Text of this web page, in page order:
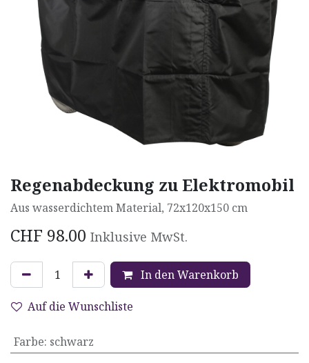
Regenabdeckung zu Elektromobil
Aus wasserdichtem Material, 72x120x150 cm
CHF 98.00 Inklusive MwSt.
In den Warenkorb
Auf die Wunschliste
Farbe: schwarz